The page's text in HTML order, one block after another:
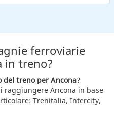
ferroviarie
in treno?
del treno per Ancona?
raggiungere Ancona in base
Trenitalia, Intercity,